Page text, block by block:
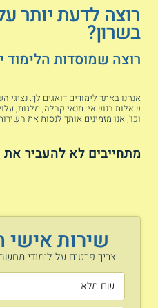
שירות אישי
צריך פרטים על לימודי
רוצה לדעת יותר
בשרון?
רוצה שמוסדות הלימוד
אנחנו באתר לימודים דואגים לך. נציגי
שאלות בנושאי: תנאי קבלה, מלגות,
וכו', אנו מזמינים אותך לנסות את
מתחייבים לא להעביר